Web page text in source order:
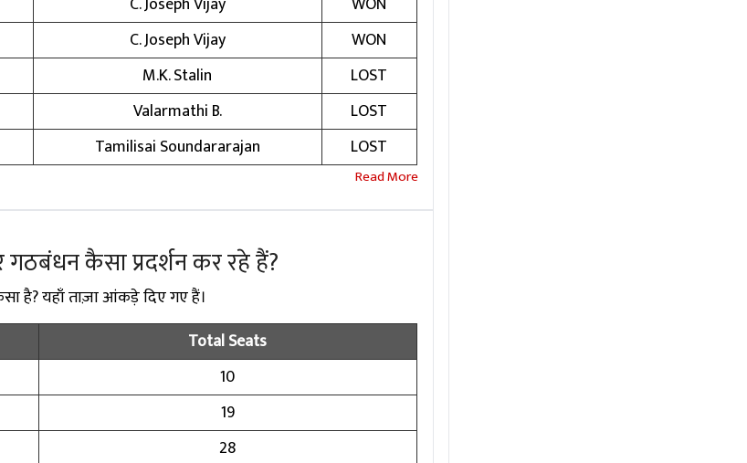
C. Joseph Vijay
WON
M.K. Stalin
LOST
Valarmathi B.
LOST
Tamilisai Soundararajan LOST
गठबंधन कैसा प्रदर्शन कर रहे हैं?
है? यहाँ ताज़ा आंकड़े दिए गए हैं।
Total Seats
10
19
28